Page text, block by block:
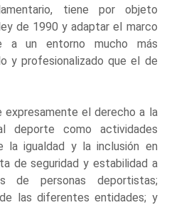
tiene por objeto
de 1990 y adaptar el marco
a un entorno mucho más
y profesionalizado que el de
expresamente el derecho a la
deporte como actividades
la igualdad y la inclusión en
de seguridad y estabilidad a
de personas deportistas;
las diferentes entidades; y